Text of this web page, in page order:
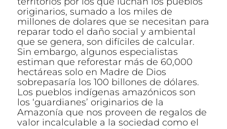
originarios, sumado a los miles de
millones de dolares que se necesitan para
reparar todo el daño social y ambiental
que se genera, son difíciles de calcular.
Sin embargo, algunos especialistas
estiman que reforestar más de 60,000
hectáreas solo en Madre de Dios
sobrepasaría los 100 billones de dólares.
Los pueblos indígenas amazónicos son
los ‘guardianes’ originarios de la
Amazonía que nos proveen de regalos de
valor incalculable a la sociedad como el